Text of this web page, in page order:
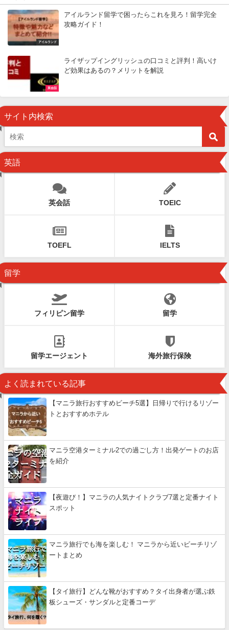
アイルランド
アイルランド留学で困ったらこれを見ろ！留学完全
攻略ガイド！
英会話
ライザップイングリッシュの口コミと評判！高いけ
ど効果はあるの？メリットを解説
サイト内検索
英語
英会話 TOEIC
TOEFL IELTS
留学
フィリピン留学 留学
留学エージェント 海外旅行保険
よく読まれている記事
【マニラ旅行おすすめビーチ5選】日帰りで行けるリゾー
トとおすすめホテル
マニラ空港ターミナル2での過ごし方！出発ゲートのお店
を紹介
【夜遊び！】マニラの人気ナイトクラブ7選と定番ナイト
スポット
マニラ旅行でも海を楽しむ！ マニラから近いビーチリゾ
ートまとめ
【タイ旅行】どんな靴がおすすめ？タイ出身者が選ぶ鉄
板シューズ・サンダルと定番コーデ